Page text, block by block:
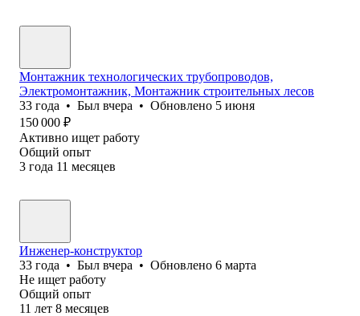
Монтажник технологических трубопроводов,
Электромонтажник, Монтажник строительных лесов
33 года • Был вчера • Обновлено 5 июня
150 000 ₽
Активно ищет работу
Общий опыт
3 года 11 месяцев
Инженер-конструктор
33 года • Был вчера • Обновлено 6 марта
Не ищет работу
Общий опыт
11 лет 8 месяцев